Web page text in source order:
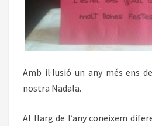
Amb il·lusió un any més ens
nostra Nadala.
Al llarg de l’any coneixem